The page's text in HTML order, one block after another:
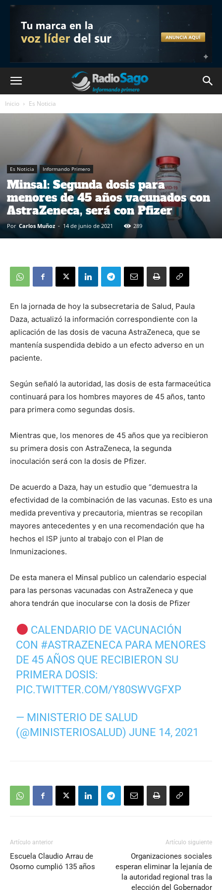
Inicio Es Noticia
Es Noticia Informando Primero
Minsal: Segunda dosis para
menores de 45 años vacunados con
AstraZeneca, será con Pfizer
Por Carlos Muñoz - 14 de junio de 2021 289
En la jornada de hoy la subsecretaria de Salud, Paula
Daza, actualizó la información correspondiente con la
aplicación de las dosis de vacuna AstraZeneca, que se
mantenía suspendida debido a un efecto adverso en un
paciente.
Según señaló la autoridad, las dosis de esta farmaceútica
continuará para los hombres mayores de 45 años, tanto
para primera como segundas dosis.
Mientras que, los menores de 45 años que ya recibieron
su primera dosis con AstraZeneca, la segunda
inoculación será con la dosis de Pfizer.
De acuerdo a Daza, hay un estudio que “demuestra la
efectividad de la combinación de las vacunas. Esto es una
medida preventiva y precautoria, mientras se recopilan
mayores antecedentes y en una recomendación que ha
hechos el ISP junto al trabajo con el Plan de
Inmunizaciones.
De esta manera el Minsal publico un calendario especial
para las personas vacunadas con AstraZeneca y que
ahora tendrán que inocularse con la dosis de Pfizer
CALENDARIO DE VACUNACIÓN
CON #ASTRAZENECA PARA MENORES
DE 45 AÑOS QUE RECIBIERON SU
PRIMERA DOSIS:
PIC.TWITTER.COM/Y80SWVGFXP
— MINISTERIO DE SALUD
(@MINISTERIOSALUD)JUNE 14, 2021
Artículo anterior
Escuela Claudio Arrau de
Osorno cumplió 135 años
Artículo siguiente
Organizaciones sociales
esperan eliminar la lejanía de
la autoridad regional tras la
elección del Gobernador